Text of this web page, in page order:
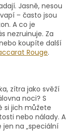
Jasně, nesou
– často jsou
A co je
nezruinuje. Za
koupíte další
Rouge.
zítra jako svěží
noci? S
si jich můžete
nebo nálady. A
na „speciální